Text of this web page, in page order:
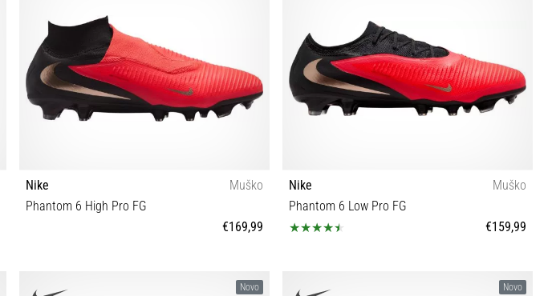
Nike
Muško
Phantom 6 High Pro FG
€169,99
Nike
Muško
Phantom 6 Low Pro FG
€159,99
Novo Novo